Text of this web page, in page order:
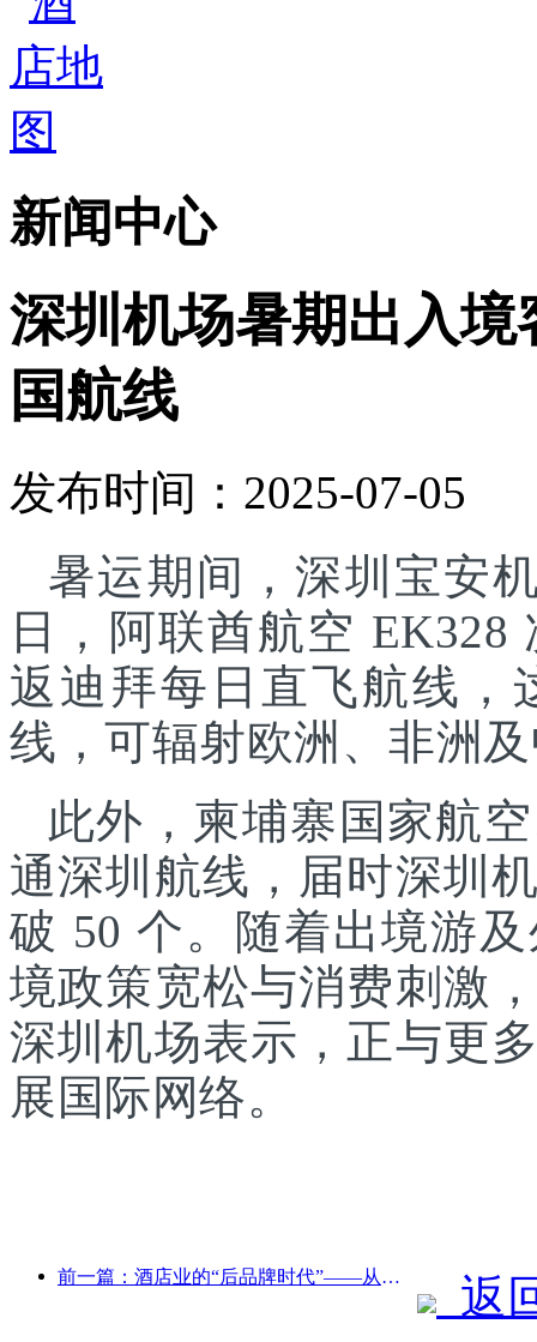
新闻中心
深圳机场暑期出入
国航线
发布时间：2025-07-05
暑运期间，深圳宝安
日，阿联酋航空
返迪拜每日直飞航线，
线，可辐射欧洲、非洲
此外，柬埔寨国家航
通深圳航线，届时深圳
破 50 个。随着出境游
境政策宽松与消费刺激
深圳机场表示，正与更
展国际网络。
前一篇：酒店业的“后品牌时代”——从规模扩张到效率至上 返